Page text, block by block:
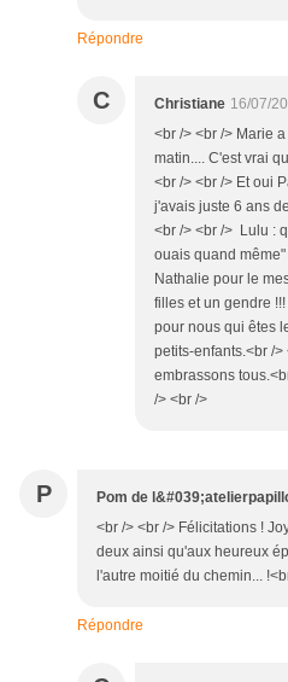
Répondre
C Christiane 16/07/
<br /> <br /> Marie
matin.... C'est vrai
<br /> <br /> Et oui
j'avais juste 6 ans
<br /> <br /> Lulu :
ouais quand même"
Nathalie pour le
filles et un gendre
pour nous qui êtes
petits-enfants.<br />
embrassons
/> <br />
P Pom de
<br /> <br /> Félicitations !
deux ainsi qu'aux heureux
l'autre moitié du chemin...
Répondre